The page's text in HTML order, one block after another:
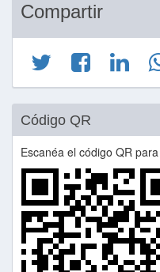
Compartir
Código QR
Escanéa el código QR